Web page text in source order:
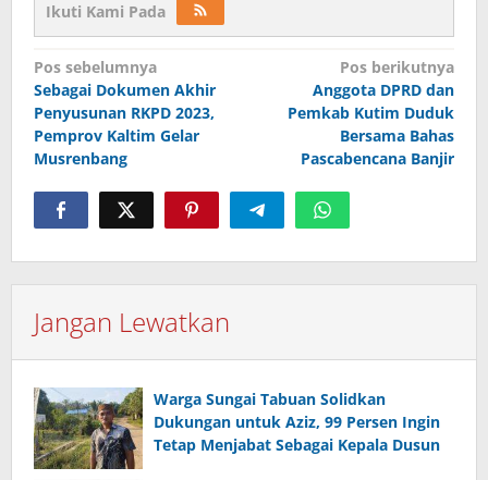
Ikuti Kami Pada
Navigasi
pos
Pos sebelumnya
Sebagai Dokumen Akhir
Penyusunan RKPD 2023,
Pemprov Kaltim Gelar
Musrenbang
Pos berikutnya
Anggota DPRD dan
Pemkab Kutim Duduk
Bersama Bahas
Pascabencana Banjir
Jangan Lewatkan
Warga Sungai Tabuan Solidkan
Dukungan untuk Aziz, 99 Persen Ingin
Tetap Menjabat Sebagai Kepala Dusun